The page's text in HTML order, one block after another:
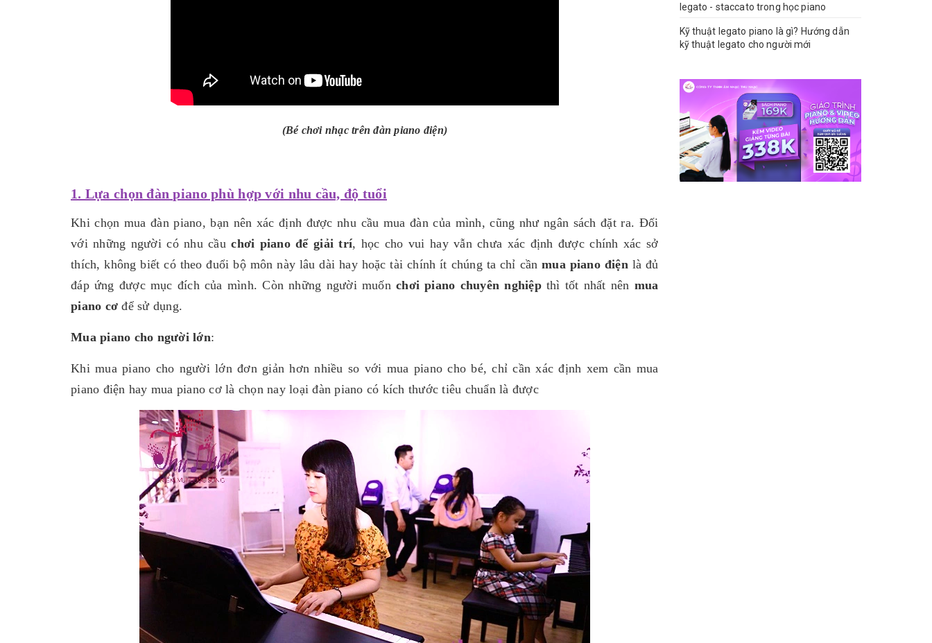
(Bé chơi nhạc trên đàn piano điện)
1. Lựa chọn đàn piano phù hợp với nhu cầu, độ tuổi
Khi chọn mua đàn piano, bạn nên xác định được nhu cầu mua đàn của mình, cũng như ngân sách đặt ra. Đối
với những người có nhu cầuchơi piano để giải trí, học cho vui hay vẫn chưa xác định được chính xác sở
thích, không biết có theo đuổi bộ môn này lâu dài hay hoặc tài chính ít chúng ta chỉ cầnmua piano điện là đủ
đáp ứng được mục đích của mình. Còn những người muốnchơi piano chuyên nghiệpthì tốt nhất nên mua
piano cơ để sử dụng.
Mua piano cho người lớn:
Khi mua piano cho người lớn đơn giản hơn nhiều so với mua piano cho bé, chỉ cần xác định xem cần mua
piano điện hay mua piano cơ là chọn nay loại đàn piano có kích thước tiêu chuẩn là được
legato - staccato trong học piano
Kỹ thuật legato piano là gì? Hướng dẫn
kỹ thuật legato cho người mới